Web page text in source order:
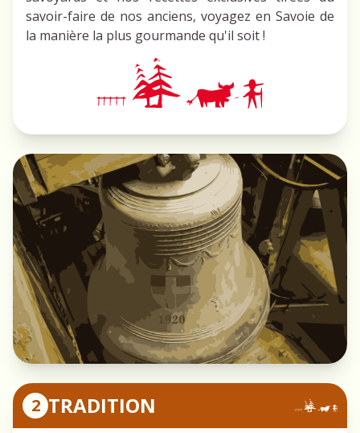
savoir-faire de nos anciens, voyagez en Savoie de
la manière la plus gourmande qu'il soit !
2 TRADITION